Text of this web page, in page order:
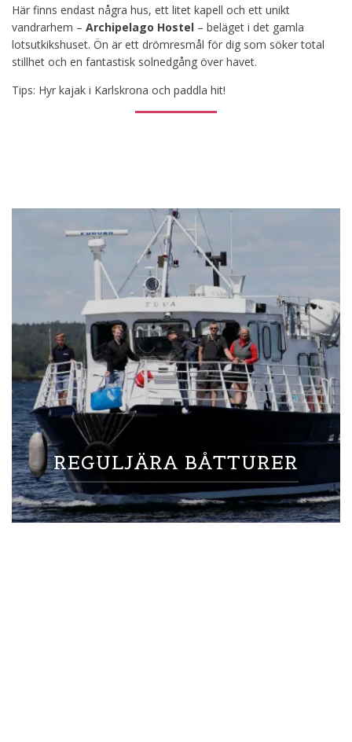
Här finns endast några hus, ett litet kapell och ett unikt
vandrarhem – Archipelago Hostel – beläget i det gamla
lotsutkikshuset. Ön är ett drömresmål för dig som söker total
stillhet och en fantastisk solnedgång över havet.
Tips: Hyr kajak i Karlskrona och paddla hit!
REGULJÄRA BÅTTURER